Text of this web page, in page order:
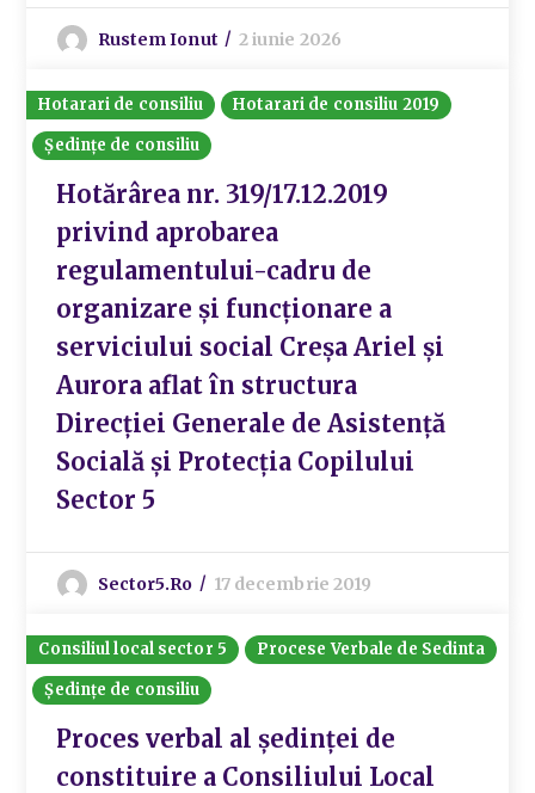
Rustem Ionut 2 iunie 2026
Hotarari de consiliu
Hotarari de consiliu 2019
Ședințe de consiliu
Hotărârea nr. 319/17.12.2019
privind aprobarea
regulamentului-cadru de
organizare și funcționare a
serviciului social Creșa Ariel și
Aurora aflat în structura
Direcției Generale de Asistență
Socială și Protecția Copilului
Sector 5
Sector5.ro 17 decembrie 2019
Consiliul local sector 5
Procese Verbale de Sedinta
Ședințe de consiliu
Proces verbal al ședinței de
constituire a Consiliului Local